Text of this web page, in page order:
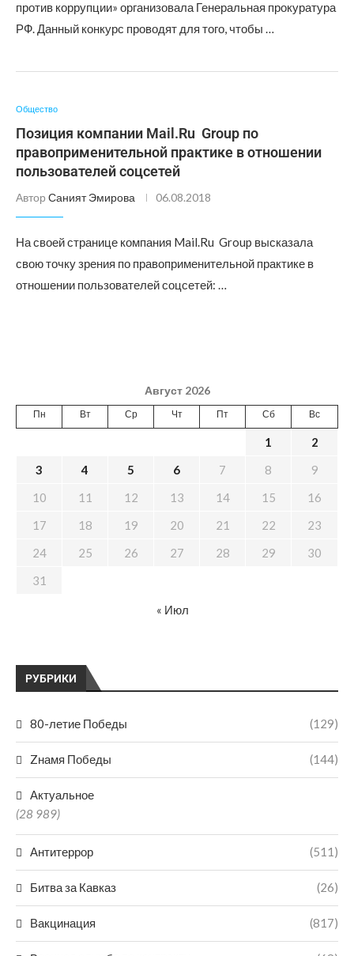
против коррупции» организовала Генеральная прокуратура
РФ. Данный конкурс проводят для того, чтобы …
Общество
Позиция компании Mail.Ru Group по
правоприменительной практике в отношении
пользователей соцсетей
Автор Саният Эмирова 06.08.2018
На своей странице компания Mail.Ru Group высказала
свою точку зрения по правоприменительной практике в
отношении пользователей соцсетей: …
РУБРИКИ
80-летие Победы (129)
Zнамя Победы (144)
Актуальное
(28 989)
Антитеррор (511)
Битва за Кавказ (26)
Вакцинация (817)
Август 2026
Пн Вт Ср Чт Пт Сб Вс
1
2
3
4 5 6 7 8
9
10
11 12 13 14 15
16
17
18 19 20 21 22
23
24
25 26 27 28 29
30
31
« Июл